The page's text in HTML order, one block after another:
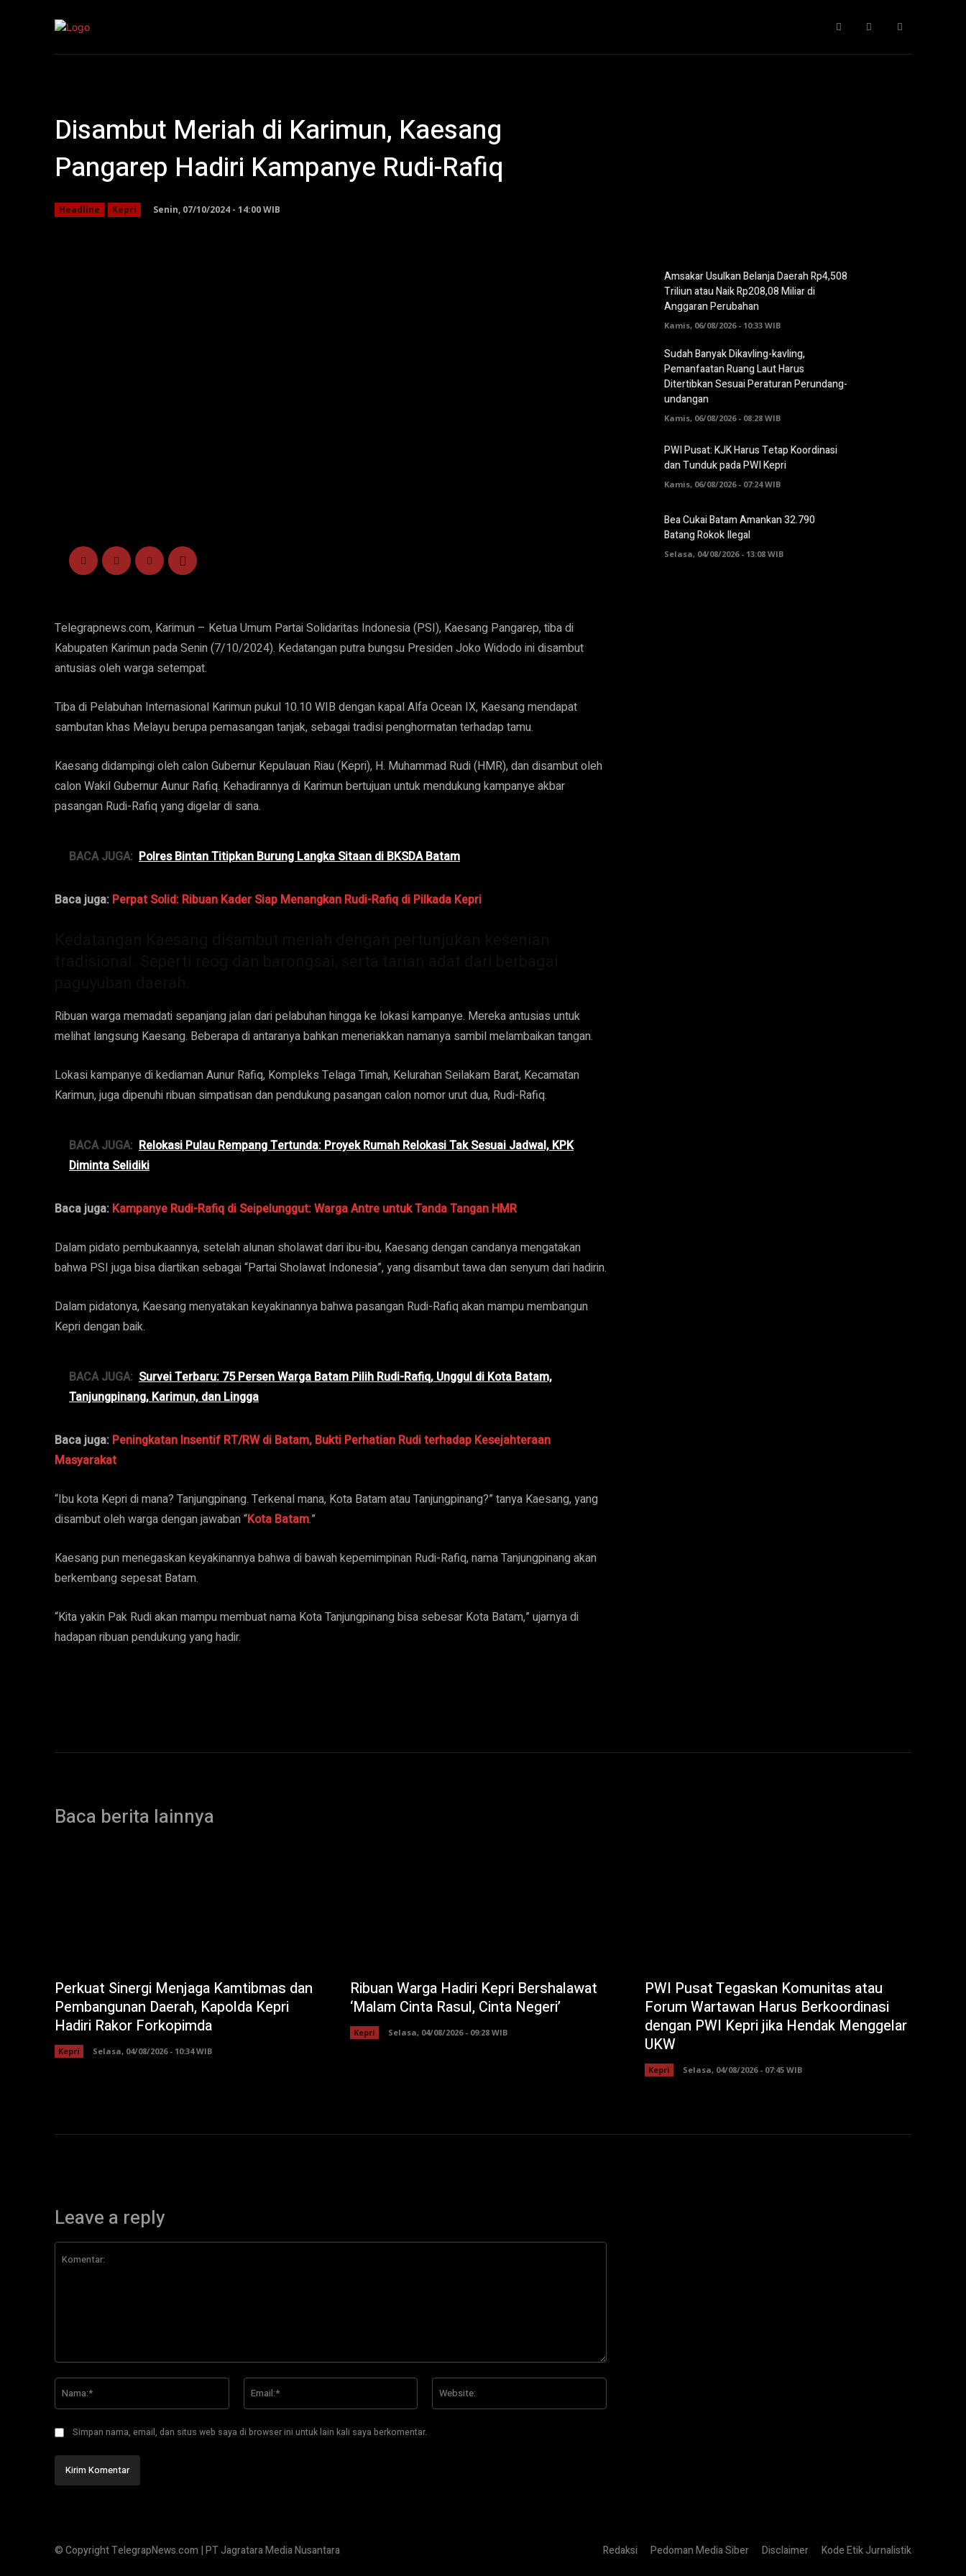
Pendidikan More
Disambut Meriah di Karimun, Kaesang
Pangarep Hadiri Kampanye Rudi-Rafiq
Headline Kepri Senin, 07/10/2024 - 14:00 WIB
Telegrapnews.com, Karimun – Ketua Umum Partai Solidaritas Indonesia (PSI), Kaesang Pangarep, tiba di
Kabupaten Karimun pada Senin (7/10/2024). Kedatangan putra bungsu Presiden Joko Widodo ini disambut
antusias oleh warga setempat.
Tiba di Pelabuhan Internasional Karimun pukul 10.10 WIB dengan kapal Alfa Ocean IX, Kaesang mendapat
sambutan khas Melayu berupa pemasangan tanjak, sebagai tradisi penghormatan terhadap tamu.
Kaesang didampingi oleh calon Gubernur Kepulauan Riau (Kepri), H. Muhammad Rudi (HMR), dan disambut oleh
calon Wakil Gubernur Aunur Rafiq. Kehadirannya di Karimun bertujuan untuk mendukung kampanye akbar
pasangan Rudi-Rafiq yang digelar di sana.
BACA JUGA: Polres Bintan Titipkan Burung Langka Sitaan di BKSDA Batam
Baca juga: Perpat Solid: Ribuan Kader Siap Menangkan Rudi-Rafiq di Pilkada Kepri
Ribuan warga memadati sepanjang jalan dari pelabuhan hingga ke lokasi kampanye. Mereka antusias untuk
melihat langsung Kaesang. Beberapa di antaranya bahkan meneriakkan namanya sambil melambaikan tangan.
Lokasi kampanye di kediaman Aunur Rafiq, Kompleks Telaga Timah, Kelurahan Seilakam Barat, Kecamatan
Karimun, juga dipenuhi ribuan simpatisan dan pendukung pasangan calon nomor urut dua, Rudi-Rafiq.
BACA JUGA: Relokasi Pulau Rempang Tertunda: Proyek Rumah Relokasi Tak Sesuai Jadwal, KPK
Diminta Selidiki
Baca juga: Kampanye Rudi-Rafiq di Seipelunggut: Warga Antre untuk Tanda Tangan HMR
Dalam pidato pembukaannya, setelah alunan sholawat dari ibu-ibu, Kaesang dengan candanya mengatakan
bahwa PSI juga bisa diartikan sebagai “Partai Sholawat Indonesia”, yang disambut tawa dan senyum dari hadirin.
Dalam pidatonya, Kaesang menyatakan keyakinannya bahwa pasangan Rudi-Rafiq akan mampu membangun
Kepri dengan baik.
BACA JUGA: Survei Terbaru: 75 Persen Warga Batam Pilih Rudi-Rafiq, Unggul di Kota Batam,
Tanjungpinang, Karimun, dan Lingga
Baca juga: Peningkatan Insentif RT/RW di Batam, Bukti Perhatian Rudi terhadap Kesejahteraan
Masyarakat
“Ibu kota Kepri di mana? Tanjungpinang. Terkenal mana, Kota Batam atau Tanjungpinang?” tanya Kaesang, yang
disambut oleh warga dengan jawaban “Kota Batam.”
Kaesang pun menegaskan keyakinannya bahwa di bawah kepemimpinan Rudi-Rafiq, nama Tanjungpinang akan
berkembang sepesat Batam.
“Kita yakin Pak Rudi akan mampu membuat nama Kota Tanjungpinang bisa sebesar Kota Batam,” ujarnya di
hadapan ribuan pendukung yang hadir.
Amsakar Usulkan Belanja Daerah Rp4,508
Triliun atau Naik Rp208,08 Miliar di
Anggaran Perubahan
Kamis, 06/08/2026 - 10:33 WIB
Sudah Banyak Dikavling-kavling,
Pemanfaatan Ruang Laut Harus
Ditertibkan Sesuai Peraturan Perundang-
undangan
Kamis, 06/08/2026 - 08:28 WIB
PWI Pusat: KJK Harus Tetap Koordinasi
dan Tunduk pada PWI Kepri
Kamis, 06/08/2026 - 07:24 WIB
Bea Cukai Batam Amankan 32.790
Batang Rokok Ilegal
Selasa, 04/08/2026 - 13:08 WIB
Baca berita lainnya
Perkuat Sinergi Menjaga Kamtibmas dan
Pembangunan Daerah, Kapolda Kepri
Hadiri Rakor Forkopimda
Kepri Selasa, 04/08/2026 - 10:34 WIB
Ribuan Warga Hadiri Kepri Bershalawat
‘Malam Cinta Rasul, Cinta Negeri’
Kepri Selasa, 04/08/2026 - 09:28 WIB
PWI Pusat Tegaskan Komunitas atau
Forum Wartawan Harus Berkoordinasi
dengan PWI Kepri jika Hendak Menggelar
UKW
Kepri Selasa, 04/08/2026 - 07:45 WIB
Leave a reply
Simpan nama, email, dan situs web saya di browser ini untuk lain kali saya berkomentar.
© Copyright TelegrapNews.com | PT Jagratara Media Nusantara Redaksi Pedoman Media Siber Disclaimer Kode Etik Jurnalistik